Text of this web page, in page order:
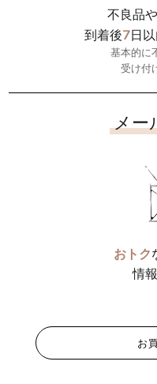
不良品
到着後7日
基本的に
受け付
メー
おトク
情
お